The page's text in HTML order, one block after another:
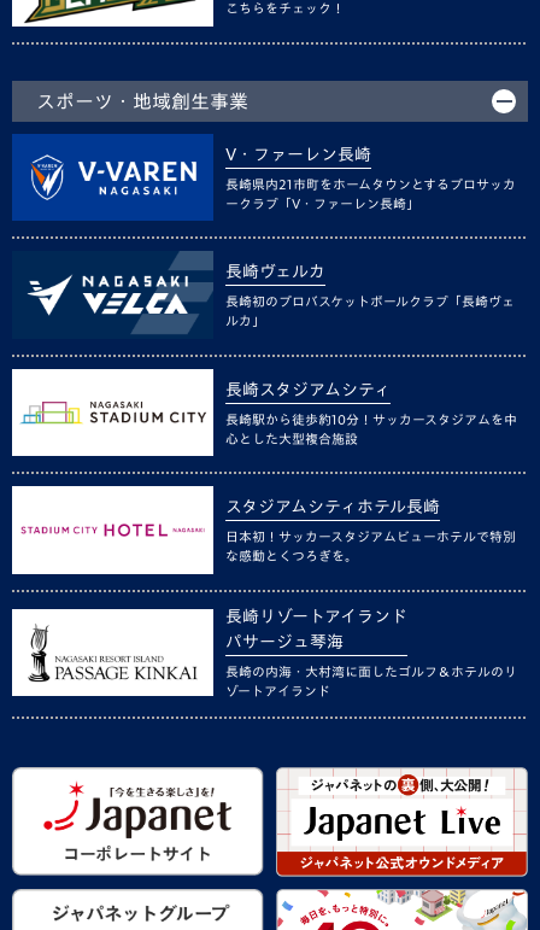
こちらをチェック！
スポーツ・地域創生事業
V・ファーレン長崎
長崎県内21市町をホームタウンとするプロサッカ
ークラブ「V・ファーレン長崎」
長崎ヴェルカ
長崎初のプロバスケットボールクラブ「長崎ヴェ
ルカ」
長崎スタジアムシティ
長崎駅から徒歩約10分！サッカースタジアムを中
心とした大型複合施設
スタジアムシティホテル長崎
日本初！サッカースタジアムビューホテルで特別
な感動とくつろぎを。
長崎リゾートアイランド
パサージュ琴海
長崎の内海・大村湾に面したゴルフ＆ホテルのリ
ゾートアイランド